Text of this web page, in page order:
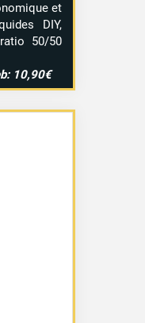
et
DIY,
50/50
10,90€